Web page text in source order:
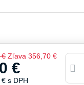
€ Zľava 356,70 €
€
€s DPH